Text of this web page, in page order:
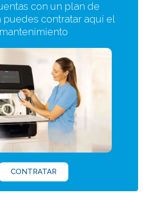
con un plan de
puedes contratar aquí el
mantenimiento
CONTRATAR